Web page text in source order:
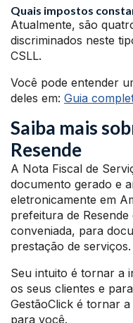
Quais impostos
Atualmente, são
discriminados neste
CSLL.
Você pode entender
deles em: Guia
Saiba mais
Resende
A Nota Fiscal de
documento gerado e
eletronicamente em
prefeitura de
conveniada, para
prestação de serviços.
Seu intuito é tornar a
os seus clientes e
GestãoClick é tornar
para você.